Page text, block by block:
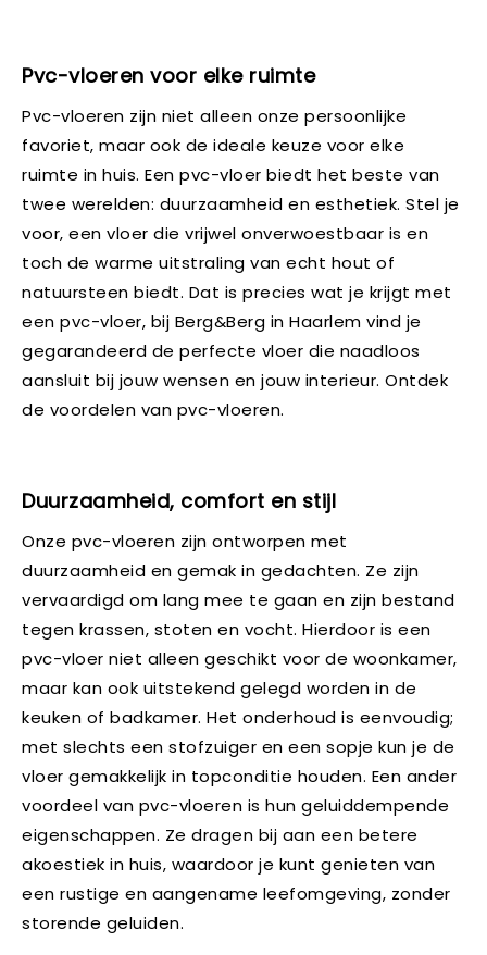
Pvc-vloeren voor elke ruimte
Pvc-vloeren zijn niet alleen onze persoonlijke
favoriet, maar ook de ideale keuze voor elke
ruimte in huis. Een pvc-vloer biedt het beste van
twee werelden: duurzaamheid en esthetiek. Stel je
voor, een vloer die vrijwel onverwoestbaar is en
toch de warme uitstraling van echt hout of
natuursteen biedt. Dat is precies wat je krijgt met
een pvc-vloer, bij Berg&Berg in Haarlem vind je
gegarandeerd de perfecte vloer die naadloos
aansluit bij jouw wensen en jouw interieur. Ontdek
de voordelen van pvc-vloeren.
Duurzaamheid, comfort en stijl
Onze pvc-vloeren zijn ontworpen met
duurzaamheid en gemak in gedachten. Ze zijn
vervaardigd om lang mee te gaan en zijn bestand
tegen krassen, stoten en vocht. Hierdoor is een
pvc-vloer niet alleen geschikt voor de woonkamer,
maar kan ook uitstekend gelegd worden in de
keuken of badkamer. Het onderhoud is eenvoudig;
met slechts een stofzuiger en een sopje kun je de
vloer gemakkelijk in topconditie houden. Een ander
voordeel van pvc-vloeren is hun geluiddempende
eigenschappen. Ze dragen bij aan een betere
akoestiek in huis, waardoor je kunt genieten van
een rustige en aangename leefomgeving, zonder
storende geluiden.